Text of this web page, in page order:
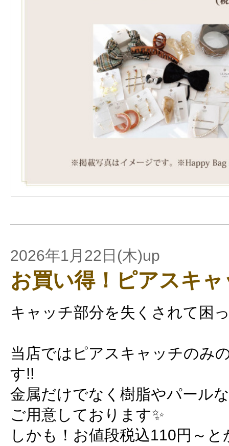
2026年1月22日(木)up
お買い得！ピアスキ
キャッチ部分を失くされて困
当店ではピアスキャッチのみ
す!!
金属だけでなく樹脂やパール
ご用意しております✨
しかも！お値段税込110円～